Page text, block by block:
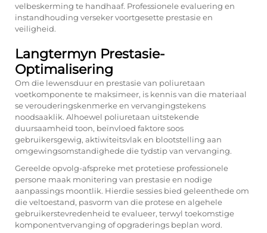
velbeskerming te handhaaf. Professionele evaluering en
instandhouding verseker voortgesette prestasie en
veiligheid.
Langtermyn Prestasie-
Optimalisering
Om die lewensduur en prestasie van poliuretaan
voetkomponente te maksimeer, is kennis van die materiaal
se verouderingskenmerke en vervangingstekens
noodsaaklik. Alhoewel poliuretaan uitstekende
duursaamheid toon, beïnvloed faktore soos
gebruikersgewig, aktiwiteitsvlak en blootstelling aan
omgewingsomstandighede die tydstip van vervanging.
Gereelde opvolg-afspreke met protetiese professionele
persone maak monitering van prestasie en nodige
aanpassings moontlik. Hierdie sessies bied geleenthede om
die veltoestand, pasvorm van die protese en algehele
gebruikerstevredenheid te evalueer, terwyl toekomstige
komponentvervanging of opgraderings beplan word.